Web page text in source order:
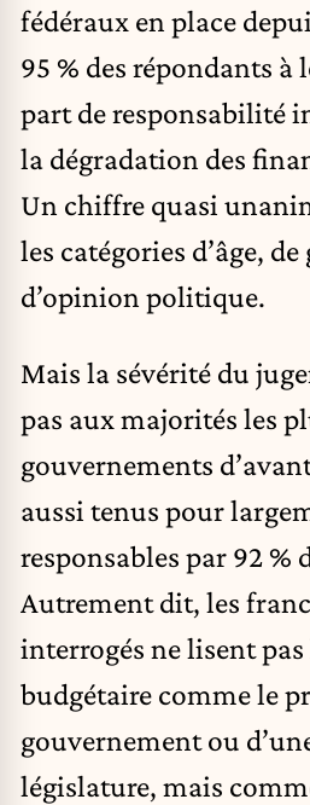
fédéraux en place
95 % des répondants
part de responsabilité
la dégradation des
Un chiffre quasi
les catégories d’âge, de
d’opinion politique.
Mais la sévérité du
pas aux majorités les
gouvernements
aussi tenus pour
responsables par 92 %
Autrement dit, les
interrogés ne lisent
budgétaire comme le
gouvernement ou
législature, mais